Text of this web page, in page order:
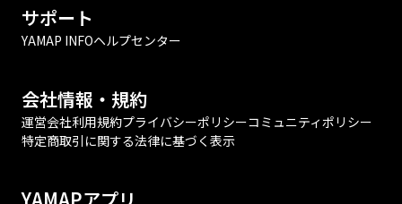
サポート
YAMAP INFOヘルプセンター
会社情報・規約
運営会社利用規約プライバシーポリシーコミュニティポリシー
特定商取引に関する法律に基づく表示